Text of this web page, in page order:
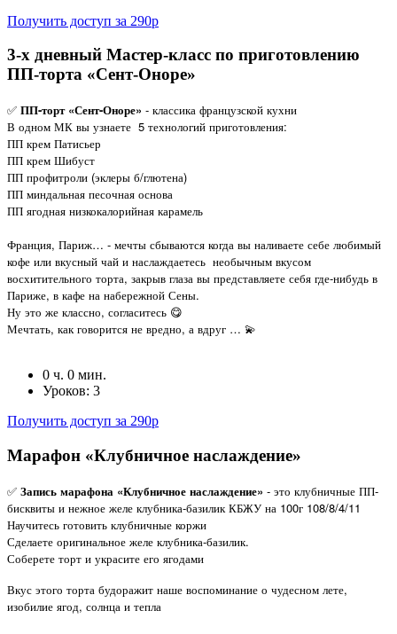
Получить доступ за 290р
3-х дневный Мастер-класс по приготовлению
ПП-торта «Сент-Оноре»
✅ ПП-торт «Сент-Оноре» - классика французской кухни
В одном МК вы узнаете 5 технологий приготовления:
ПП крем Патисьер
ПП крем Шибуст
ПП профитроли (эклеры б/глютена)
ПП миндальная песочная основа
ПП ягодная низкокалорийная карамель
Франция, Париж… - мечты сбываются когда вы наливаете себе любимый
кофе или вкусный чай и наслаждаетесь необычным вкусом
восхитительного торта, закрыв глаза вы представляете себя где-нибудь в
Париже, в кафе на набережной Сены.
Ну это же классно, согласитесь 😋
Мечтать, как говорится не вредно, а вдруг … 💫
0 ч. 0 мин.
Уроков: 3
Получить доступ за 290р
Марафон «Клубничное наслаждение»
✅ Запись марафона «Клубничное наслаждение» - это клубничные ПП-
бисквиты и нежное желе клубника-базилик КБЖУ на 100г 108/8/4/11
Научитесь готовить клубничные коржи
Сделаете оригинальное желе клубника-базилик.
Соберете торт и украсите его ягодами
Вкус этого торта будоражит наше воспоминание о чудесном лете,
изобилие ягод, солнца и тепла